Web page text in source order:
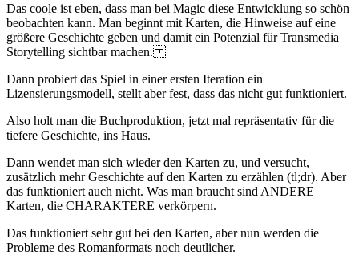
Das coole ist eben, dass man bei Magic diese Entwicklung so schön
beobachten kann. Man beginnt mit Karten, die Hinweise auf eine
größere Geschichte geben und damit ein Potenzial für Transmedia
Storytelling sichtbar machen.
Dann probiert das Spiel in einer ersten Iteration ein
Lizensierungsmodell, stellt aber fest, dass das nicht gut funktioniert.
Also holt man die Buchproduktion, jetzt mal repräsentativ für die
tiefere Geschichte, ins Haus.
Dann wendet man sich wieder den Karten zu, und versucht,
zusätzlich mehr Geschichte auf den Karten zu erzählen (tl;dr). Aber
das funktioniert auch nicht. Was man braucht sind ANDERE
Karten, die CHARAKTERE verkörpern.
Das funktioniert sehr gut bei den Karten, aber nun werden die
Probleme des Romanformats noch deutlicher.